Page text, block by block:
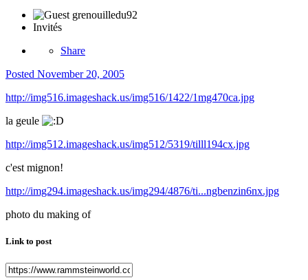
Invités
Share
Posted November 20, 2005
http://img516.imageshack.us/img516/1422/1mg470ca.jpg
la geule
http://img512.imageshack.us/img512/5319/tilll194cx.jpg
c'est mignon!
http://img294.imageshack.us/img294/4876/ti...ngbenzin6nx.jpg
photo du making of
Link to post